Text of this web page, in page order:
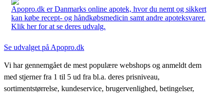
Apopro.dk er Danmarks online apotek, hvor du nemt og sikkert
kan købe recept- og håndkøbsmedicin samt andre apoteksvarer.
Klik her for at se deres udvalg.
Se udvalget på Apopro.dk
Vi har gennemgået de mest populære webshops og anmeldt dem
med stjerner fra 1 til 5 ud fra bl.a. deres prisniveau,
sortimentstørrelse, kundeservice, brugervenlighed, betingelser,